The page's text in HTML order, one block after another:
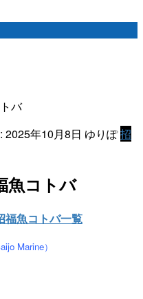
バ
2025年10月8日 ゆりぽ招
魚コトバ
福魚コトバ一覧
Marine）